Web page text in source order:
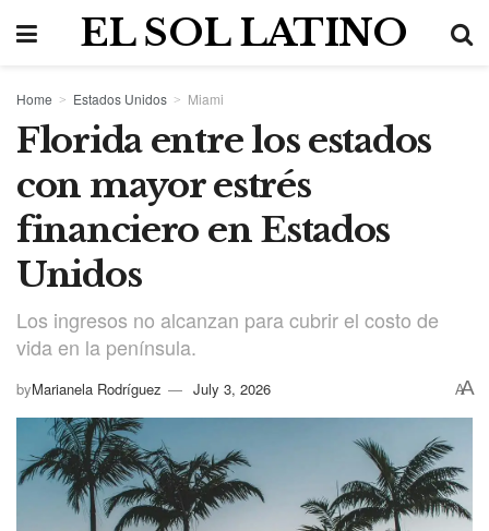
EL SOL LATINO
Home Estados Unidos Miami
Florida entre los estados
con mayor estrés
financiero en Estados
Unidos
Los ingresos no alcanzan para cubrir el costo de
vida en la península.
byMarianela Rodríguez July 3, 2026 AA